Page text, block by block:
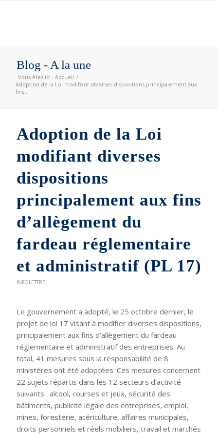
Blog - A la une
Vous êtes ici : Accueil /
Adoption de la Loi modifiant diverses dispositions principalement aux
fins...
Adoption de la Loi
modifiant diverses
dispositions
principalement aux fins
d’allègement du
fardeau réglementaire
et administratif (PL 17)
INFOLETTRE
Le gouvernement a adopté, le 25 octobre dernier, le
projet de loi 17 visant à modifier diverses dispositions,
principalement aux fins d’allègement du fardeau
réglementaire et administratif des entreprises. Au
total, 41 mesures sous la responsabilité de 8
ministères ont été adoptées. Ces mesures concernent
22 sujets répartis dans les 12 secteurs d’activité
suivants : alcool, courses et jeux, sécurité des
bâtiments, publicité légale des entreprises, emploi,
mines, foresterie, acériculture, affaires municipales,
droits personnels et réels mobiliers, travail et marchés